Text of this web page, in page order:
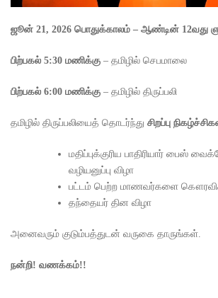
ஜூன் 21, 2026 பொதுக்காலம் – ஆண்டின் 12வது
பிற்பகல் 5:30 மணிக்கு – தமிழில் செபமாலை
பிற்பகல் 6:00 மணிக்கு – தமிழில் திருப்பலி
தமிழில் திருப்பலியைத் தொடர்ந்து சிறப்பு
மதிப்புக்குரிய பாதிரியார் பைஸ்
வழியனுப்பு விழா
பட்டம் பெற்ற மாணவர்களை
தந்தையர் தின விழா
அனைவரும் குடும்பத்துடன் வருகை தாருங்கள்.
நன்றி! வணக்கம்!!